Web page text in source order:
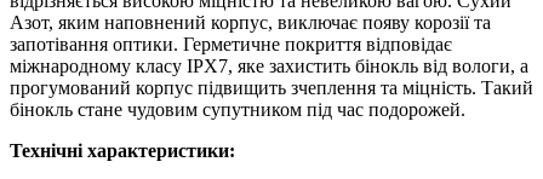
Азот, яким наповнений корпус, виключає появу корозії та
запотівання оптики. Герметичне покриття відповідає
міжнародному класу IPX7, яке захистить бінокль від вологи, а
прогумований корпус підвищить зчеплення та міцність. Такий
бінокль стане чудовим супутником під час подорожей.
Технічні характеристики: